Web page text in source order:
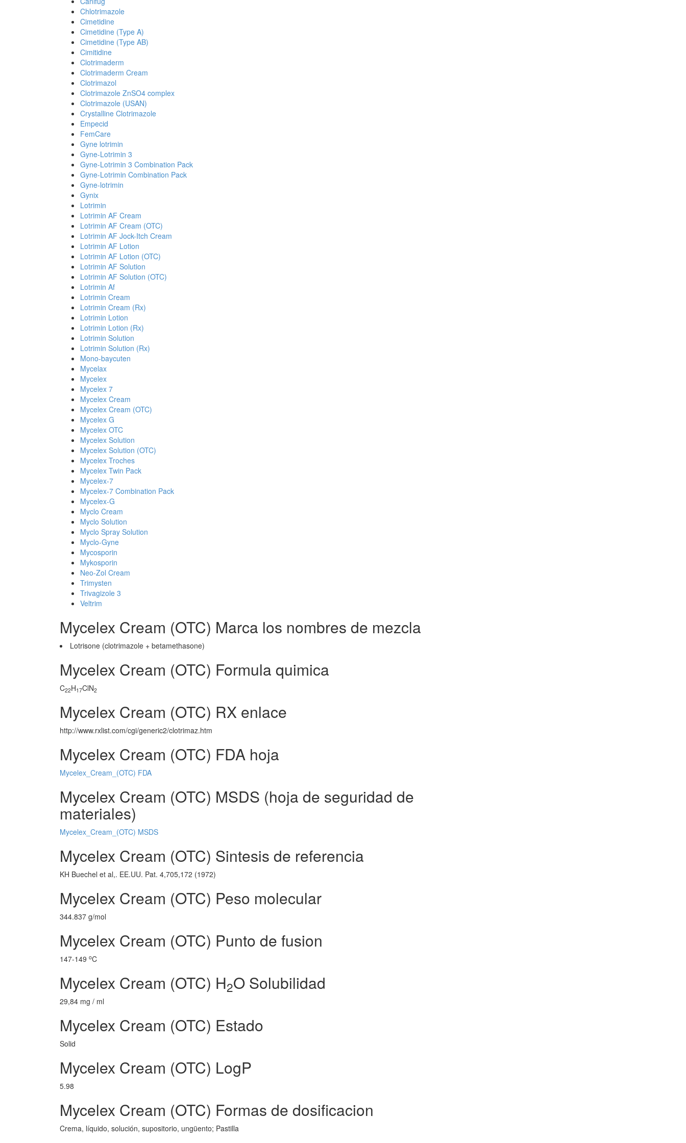
Chlotrimazole
Cimetidine
Cimetidine (Type A)
Cimetidine (Type AB)
Cimitidine
Clotrimaderm
Clotrimaderm Cream
Clotrimazol
Clotrimazole ZnSO4 complex
Clotrimazole (USAN)
Crystalline Clotrimazole
Empecid
FemCare
Gyne lotrimin
Gyne-Lotrimin 3
Gyne-Lotrimin 3 Combination Pack
Gyne-Lotrimin Combination Pack
Gyne-lotrimin
Gynix
Lotrimin
Lotrimin AF Cream
Lotrimin AF Cream (OTC)
Lotrimin AF Jock-Itch Cream
Lotrimin AF Lotion
Lotrimin AF Lotion (OTC)
Lotrimin AF Solution
Lotrimin AF Solution (OTC)
Lotrimin Af
Lotrimin Cream
Lotrimin Cream (Rx)
Lotrimin Lotion
Lotrimin Lotion (Rx)
Lotrimin Solution
Lotrimin Solution (Rx)
Mono-baycuten
Mycelax
Mycelex
Mycelex 7
Mycelex Cream
Mycelex Cream (OTC)
Mycelex G
Mycelex OTC
Mycelex Solution
Mycelex Solution (OTC)
Mycelex Troches
Mycelex Twin Pack
Mycelex-7
Mycelex-7 Combination Pack
Mycelex-G
Myclo Cream
Myclo Solution
Myclo Spray Solution
Myclo-Gyne
Mycosporin
Mykosporin
Neo-Zol Cream
Trimysten
Trivagizole 3
Veltrim
Mycelex Cream (OTC) Marca los nombres de mezcla
Lotrisone (clotrimazole + betamethasone)
Mycelex Cream (OTC) Formula quimica
C22H17ClN2
Mycelex Cream (OTC) RX enlace
http://www.rxlist.com/cgi/generic2/clotrimaz.htm
Mycelex Cream (OTC) FDA hoja
Mycelex_Cream_(OTC) FDA
Mycelex Cream (OTC) MSDS (hoja de seguridad de
materiales)
Mycelex_Cream_(OTC) MSDS
Mycelex Cream (OTC) Sintesis de referencia
KH Buechel et al,. EE.UU. Pat. 4,705,172 (1972)
Mycelex Cream (OTC) Peso molecular
344.837 g/mol
Mycelex Cream (OTC) Punto de fusion
147-149 oC
Mycelex Cream (OTC) H2O Solubilidad
29,84 mg / ml
Mycelex Cream (OTC) Estado
Solid
Mycelex Cream (OTC) LogP
5.98
Mycelex Cream (OTC) Formas de dosificacion
Crema, líquido, solución, supositorio, ungüento; Pastilla